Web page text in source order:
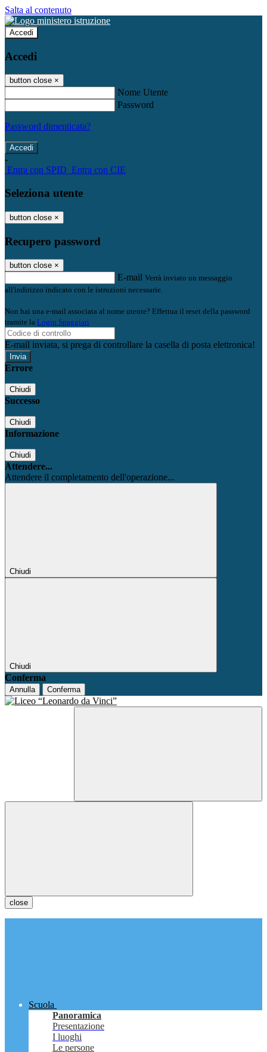
Salta al contenuto
Accedi
Accedi
button close ×
Nome Utente
Password
Password dimenticata?
-
Entra con SPID Entra con CIE
Seleziona utente
button close ×
Recupero password
button close ×
E-mail Verrà inviato un messaggio
all'indirizzo indicato con le istruzioni necessarie.
Non hai una e-mail associata al nome utente? Effettua il reset della password
tramite la Login Spaggiari
E-mail inviata, si prega di controllare la casella di posta elettronica!
Errore
Chiudi
Successo
Chiudi
Informazione
Chiudi
Attendere...
Attendere il completamento dell'operazione...
Chiudi
Chiudi
Conferma
Annulla Conferma
close
Scuola
Panoramica
Presentazione
I luoghi
Le persone